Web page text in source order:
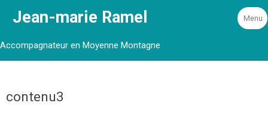
Jean-marie Ramel
Accompagnateur en Moyenne Montagne
Menu
contenu3